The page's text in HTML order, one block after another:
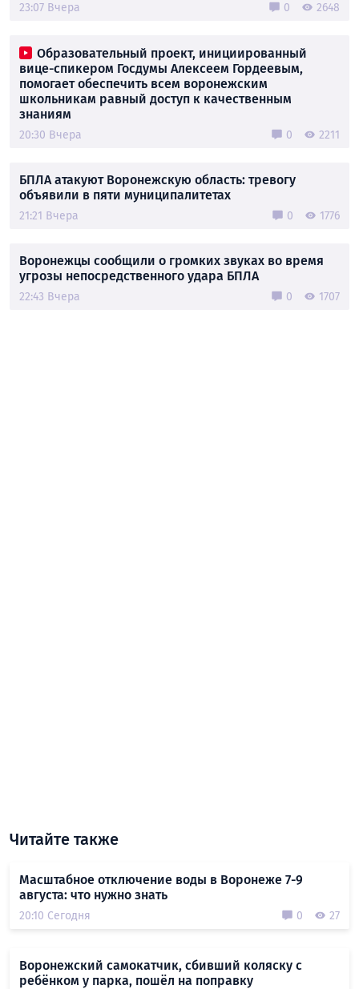
23:07 Вчера 0 2648
Образовательный проект, инициированный
вице-спикером Госдумы Алексеем Гордеевым,
помогает обеспечить всем воронежским
школьникам равный доступ к качественным
знаниям
20:30 Вчера 0 2211
БПЛА атакуют Воронежскую область: тревогу
объявили в пяти муниципалитетах
21:21 Вчера 0 1776
Воронежцы сообщили о громких звуках во время
угрозы непосредственного удара БПЛА
22:43 Вчера 0 1707
Читайте также
Масштабное отключение воды в Воронеже 7-9
августа: что нужно знать
20:10 Сегодня 0 27
Воронежский самокатчик, сбивший коляску с
ребёнком у парка, пошёл на поправку